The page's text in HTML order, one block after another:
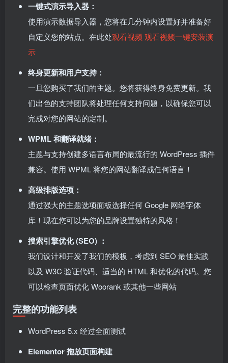
一键式演示导入器：
使用演示数据导入器，您将在几分钟内设置好并准备好
自定义您的站点。在此处观看视频 观看视频一键安装演
示
终身更新和用户支持：
一旦您购买了我们的主题。您将获得终身免费更新。我
们出色的支持团队将处理任何支持问题，以确保您可以
完成对您的网站的定制。
WPML 和翻译就绪：
主题与支持创建多语言布局的最流行的 WordPress 插件
兼容。使用 WPML 将您的网站翻译成任何语言！
高级排版选项：
通过强大的主题选项面板选择任何 Google 网络字体
库！现在您可以为您的品牌设置独特的风格！
搜索引擎优化 (SEO) ：
我们设计和开发了我们的模板，考虑到 SEO 最佳实践
以及 W3C 验证代码、适当的 HTML 和优化的代码。您
可以检查页面优化 Woorank 或其他一些网站
完整的功能列表
WordPress 5.x 经过全面测试
Elementor 拖放页面构建